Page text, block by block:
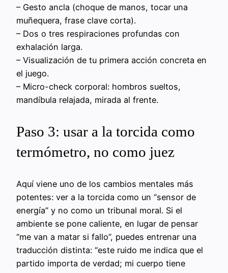
– Gesto ancla (choque de manos, tocar una
muñequera, frase clave corta).
– Dos o tres respiraciones profundas con
exhalación larga.
– Visualización de tu primera acción concreta en
el juego.
– Micro-check corporal: hombros sueltos,
mandíbula relajada, mirada al frente.
Paso 3: usar a la torcida como
termómetro, no como juez
Aquí viene uno de los cambios mentales más
potentes: ver a la torcida como un “sensor de
energía” y no como un tribunal moral. Si el
ambiente se pone caliente, en lugar de pensar
“me van a matar si fallo”, puedes entrenar una
traducción distinta: “este ruido me indica que el
partido importa de verdad; mi cuerpo tiene